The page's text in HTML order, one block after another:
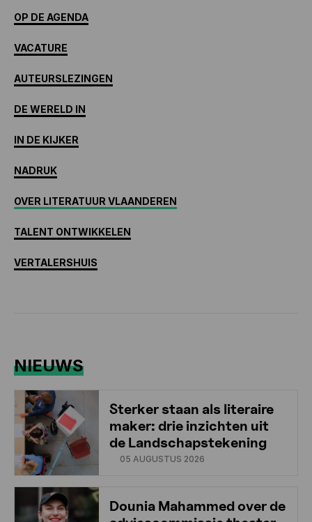
OP DE AGENDA
VACATURE
AUTEURSLEZINGEN
DE WERELD IN
IN DE KIJKER
NADRUK
OVER LITERATUUR VLAANDEREN
TALENT ONTWIKKELEN
VERTALERSHUIS
NIEUWS
Sterker staan als literaire
maker: drie inzichten uit
de Landschapstekening
05 AUGUSTUS 2026
Dounia Mahammed over de